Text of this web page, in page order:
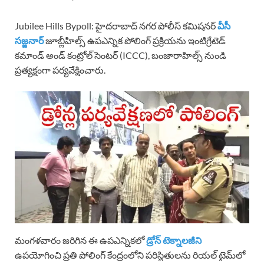
Jubilee Hills Bypoll: హైదరాబాద్ నగర పోలీస్ కమిషనర్వీసీ
సజ్జనార్జూబ్లీహిల్స్ ఉపఎన్నిక పోలింగ్ ప్రక్రియను ఇంటిగ్రేటెడ్
కమాండ్ అండ్ కంట్రోల్ సెంటర్ (ICCC), బంజారాహిల్స్ నుండి
ప్రత్యక్షంగా పర్యవేక్షించారు.
మంగళవారం జరిగిన ఈ ఉపఎన్నికలోడ్రోన్ టెక్నాలజీని
ఉపయోగించి ప్రతి పోలింగ్ కేంద్రంలోని పరిస్థితులను రియల్ టైమ్‌లో